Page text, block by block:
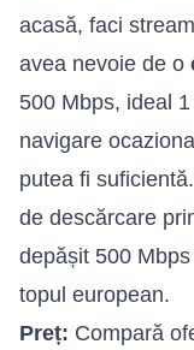
acasă, faci
avea nevoie de o
500 Mbps, ideal
navigare
putea fi
de descărcare
depășit 500
topul european.
Preț: Compară